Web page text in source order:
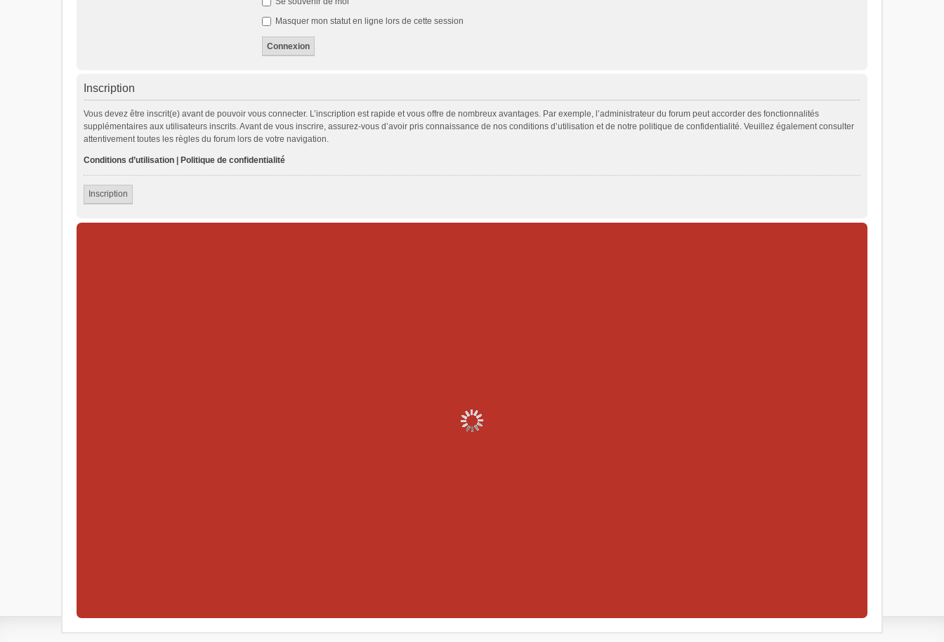
Masquer mon statut en ligne lors de cette session
Inscription
Vous devez être inscrit(e) avant de pouvoir vous connecter. L’inscription est rapide et vous offre de nombreux avantages. Par exemple, l’administrateur du forum peut accorder des fonctionnalités
supplémentaires aux utilisateurs inscrits. Avant de vous inscrire, assurez-vous d’avoir pris connaissance de nos conditions d’utilisation et de notre politique de confidentialité. Veuillez également consulter
attentivement toutes les règles du forum lors de votre navigation.
Conditions d’utilisation Politique de confidentialité
Inscription